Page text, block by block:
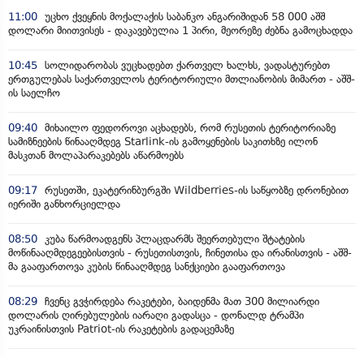
11:00 უცხო ქვეყნის მოქალაქის საბანკო ანგარიშიდან 58 000 აშშ
დოლარი მიითვისეს - დაკავებულია 1 პირი, მეორეზე ძებნა გამოცხადდა
10:45 სოლიდარობას ვუცხადებთ ქართველ ხალხს, ვადასტურებთ
ერთგულებას საქართველოს ტერიტორიული მთლიანობის მიმართ - აშშ-
ის საელჩო
09:40 მიხაილო ფედოროვი აცხადებს, რომ რუსეთის ტერიტორიაზე
სამიზნეების წინააღმდეგ Starlink-ის გამოყენების საკითხზე ილონ
მასკთან მოლაპარაკებებს აწარმოებს
09:17 რუსეთში, ეკატერინბურგში Wildberries-ის საწყობზე დრონებით
იერიში განხორციელდა
08:50 კუბა წარმოადგენს პლაცდარმს შეერთებული შტატების
მოწინააღმდეგეებისთვის - რუსეთისთვის, ჩინეთისა და ირანისთვის - აშშ-
მა გააფართოვა კუბის წინააღმდეგ სანქციები გააფართოვა
08:29 ჩვენც გვჭირდება რაკეტები, ბაიდენმა მათ 300 მილიარდი
დოლარის ღირებულების იარაღი გადასცა - დონალდ ტრამპი
უკრაინისთვის Patriot-ის რაკეტების გადაცემაზე